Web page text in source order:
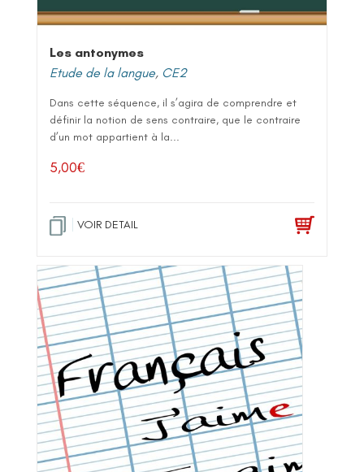
Les antonymes
Etude de la langue, CE2
Dans cette séquence, il s’agira de comprendre et
définir la notion de sens contraire, que le contraire
d’un mot appartient à la...
5,00€
VOIR DETAIL